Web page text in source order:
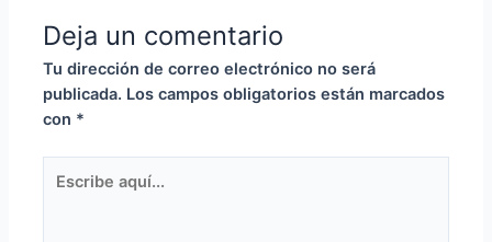
Deja un comentario
Tu dirección de correo electrónico no será
publicada. Los campos obligatorios están marcados
con *
aquí...